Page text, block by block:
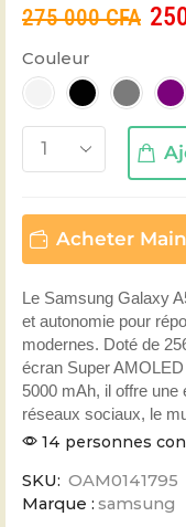
275 000CFA
Couleur
Acheter
Le Samsung Galaxy
et autonomie pour
modernes. Doté de
écran Super
5000 mAh, il offre une
réseaux sociaux, le
14 personnes
SKU: OAM0141795
Marque : samsung